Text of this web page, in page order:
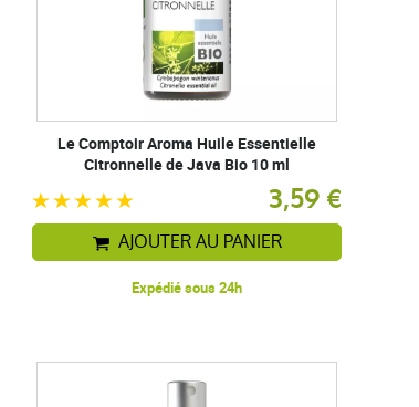
Le Comptoir Aroma Huile Essentielle
Citronnelle de Java Bio 10 ml
3,59 €
AJOUTER AU PANIER
Expédié sous 24h